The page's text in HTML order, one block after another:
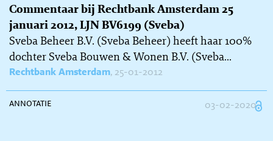
Commentaar bij Rechtbank Amsterdam 25
januari 2012, LJN BV6199 (Sveba)
Sveba Beheer B.V. (Sveba Beheer) heeft haar 100%
dochter Sveba Bouwen & Wonen B.V. (Sveba...
Rechtbank Amsterdam, 25-01-2012
annotatie 03-02-2020